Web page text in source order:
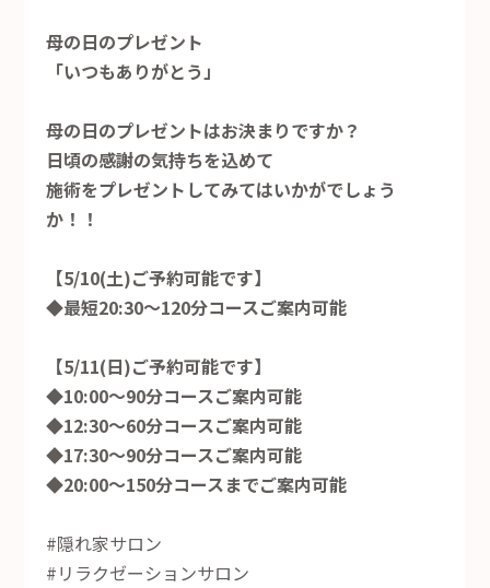
母の日のプレゼント
「いつもありがとう」
母の日のプレゼントはお決まりですか？
日頃の感謝の気持ちを込めて
施術をプレゼントしてみてはいかがでしょう
か！！
【5/10(土)ご予約可能です】
◆最短20:30～120分コースご案内可能
【5/11(日)ご予約可能です】
◆10:00～90分コースご案内可能
◆12:30～60分コースご案内可能
◆17:30～90分コースご案内可能
◆20:00～150分コースまでご案内可能
#隠れ家サロン
#リラクゼーションサロン